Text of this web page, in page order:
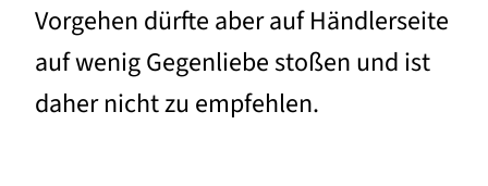
Vorgehen dürfte aber auf Händlerseite
auf wenig Gegenliebe stoßen und ist
daher nicht zu empfehlen.